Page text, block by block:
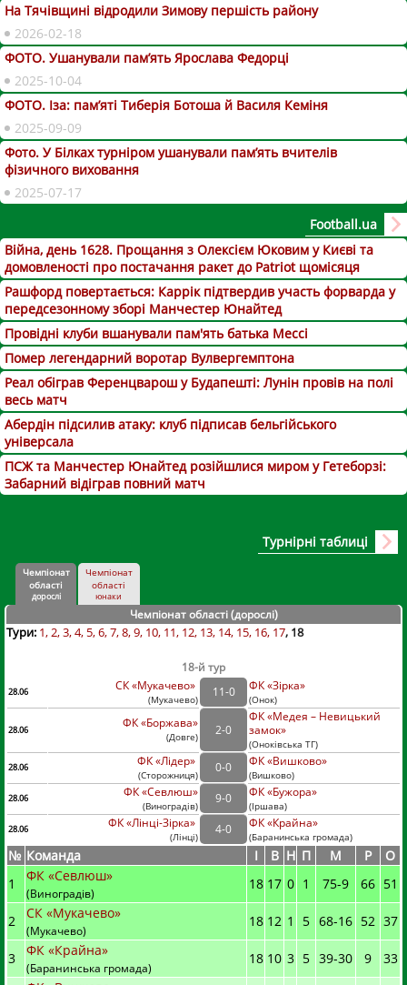
На Тячівщині відродили Зимову першість району
2026-02-18
ФОТО. Ушанували пам’ять Ярослава Федорці
2025-10-04
ФОТО. Іза: пам’яті Тиберія Ботоша й Василя Кеміня
2025-09-09
Фото. У Білках турніром ушанували пам’ять вчителів
фізичного виховання
2025-07-17
Football.ua
Війна, день 1628. Прощання з Олексієм Юковим у Києві та
домовленості про постачання ракет до Patriot щомісяця
Рашфорд повертається: Каррік підтвердив участь форварда у
передсезонному зборі Манчестер Юнайтед
Провідні клуби вшанували пам'ять батька Мессі
Помер легендарний воротар Вулвергемптона
Реал обіграв Ференцварош у Будапешті: Лунін провів на полі
весь матч
Абердін підсилив атаку: клуб підписав бельгійського
універсала
ПСЖ та Манчестер Юнайтед розійшлися миром у Гетеборзі:
Забарний відіграв повний матч
Турнірні таблиці
Чемпіонат
області
дорослі
Чемпіонат
області
юнаки
Чемпіонат області (дорослі)
Тури: 1 2 3 4 5 6 7 8 9 10 11 12 13 14 15 16 17 18
18-й тур
28.06 СК «Мукачево»
(Мукачево)
11-0 ФК «Зірка»
(Онок)
28.06
ФК «Боржава»
(Довге)
2-0
ФК «Медея – Невицький
замок»
(Оноківська ТГ)
28.06
ФК «Лідер»
(Сторожниця)
0-0 ФК «Вишково»
(Вишково)
28.06
ФК «Севлюш»
(Виноградів)
9-0 ФК «Бужора»
(Іршава)
28.06
ФК «Лінці-Зірка»
(Лінці)
4-0 ФК «Крайна»
(Баранинська громада)
№ Команда I В Н П М Р
О
1
ФК «Севлюш»
(Виноградів)
18 17 0 1 75-9 66 51
2 СК «Мукачево»
(Мукачево)
18 12 1 5 68-16 52 37
3 ФК «Крайна»
(Баранинська громада)
18 10 3 5 39-30 9 33